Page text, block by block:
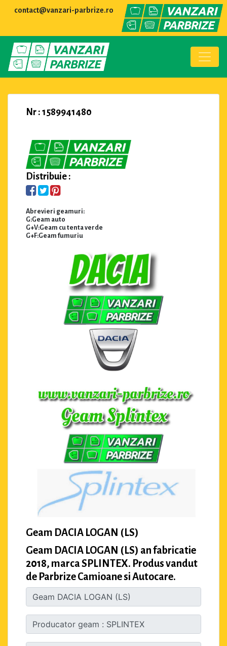
contact@vanzari-parbrize.ro
Nr : 1589941480
Distribuie :
Abrevieri geamuri:
G:Geam auto
G+V:Geam cu tenta verde
G+F:Geam fumuriu
Geam DACIA LOGAN (LS)
Geam DACIA LOGAN (LS) an fabricatie
2018, marca SPLINTEX. Produs vandut
de Parbrize Camioane si Autocare.